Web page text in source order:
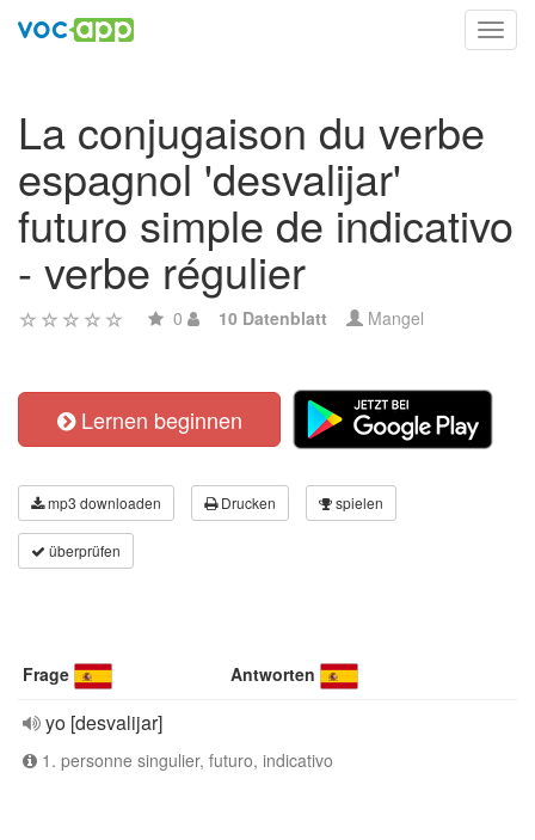
La conjugaison du verbe
espagnol 'desvalijar'
futuro simple de indicativo
- verbe régulier
0 10 Datenblatt Mangel
Lernen beginnen
mp3 downloaden Drucken spielen
überprüfen
Frage Antworten
yo [desvalijar]
1. personne singulier, futuro, indicativo